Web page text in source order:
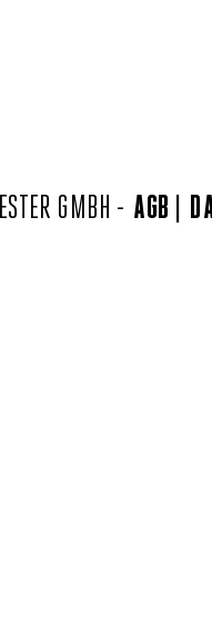
GMBH - AGB